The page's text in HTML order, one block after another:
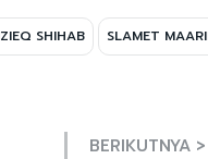
SHIHAB SLAMET
BERIKUTNYA >